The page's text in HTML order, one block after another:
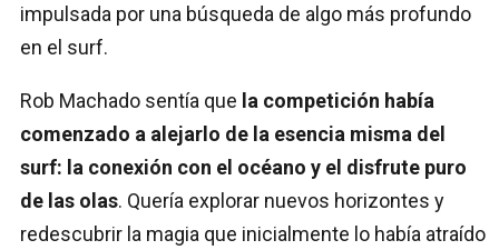
impulsada por una búsqueda de algo más profundo
en el surf.
Rob Machado sentía que la competición había
comenzado a alejarlo de la esencia misma del
surf: la conexión con el océano y el disfrute puro
de las olas. Quería explorar nuevos horizontes y
redescubrir la magia que inicialmente lo había atraído